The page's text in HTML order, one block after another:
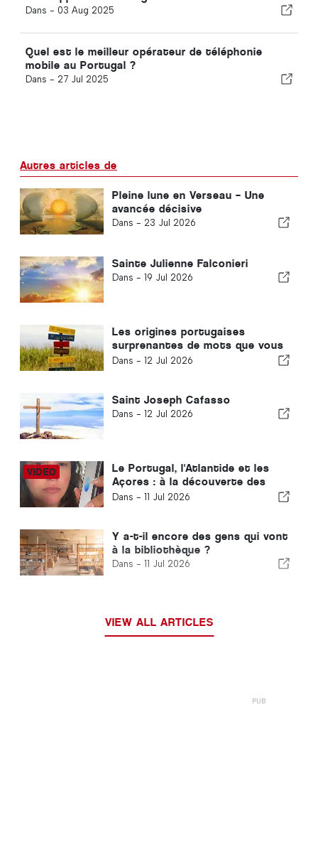
Dans - 03 Aug 2025
Quel est le meilleur opérateur de téléphonie
mobile au Portugal ?
Dans - 27 Jul 2025
Autres articles de
Pleine lune en Verseau – Une
avancée décisive
Dans - 23 Jul 2026
Sainte Julienne Falconieri
Dans - 19 Jul 2026
Les origines portugaises
surprenantes de mots que vous
ne connaissiez pas
Dans - 12 Jul 2026
Saint Joseph Cafasso
Dans - 12 Jul 2026
Le Portugal, l'Atlantide et les
Açores : à la découverte des
civilisations anciennes et des
Dans - 11 Jul 2026
Y a-t-il encore des gens qui vont
à la bibliothèque ?
Dans - 11 Jul 2026
VIEW ALL ARTICLES